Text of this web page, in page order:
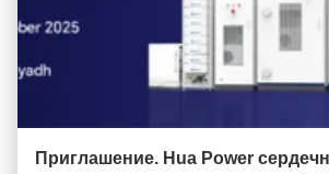
Приглашение. Hua Power